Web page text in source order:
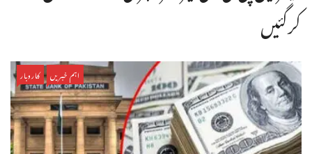
کرگئیں
اہم خبریں کاروبار